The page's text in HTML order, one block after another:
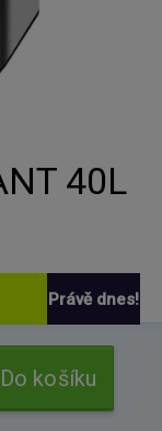
40L
Právě dnes!
Do košíku